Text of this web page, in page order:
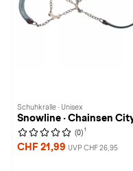
Schuhkralle · Unisex
Snowline · Chainsen
(0) 1
CHF 21,99 UVP CHF 26,95